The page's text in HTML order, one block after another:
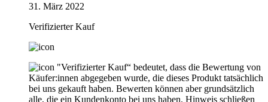
31. März 2022
Verifizierter Kauf
"Verifizierter Kauf“ bedeutet, dass die Bewertung von
Käufer:innen abgegeben wurde, die dieses Produkt tatsächlich
bei uns gekauft haben. Bewerten können aber grundsätzlich
alle, die ein Kundenkonto bei uns haben. Hinweis schließen